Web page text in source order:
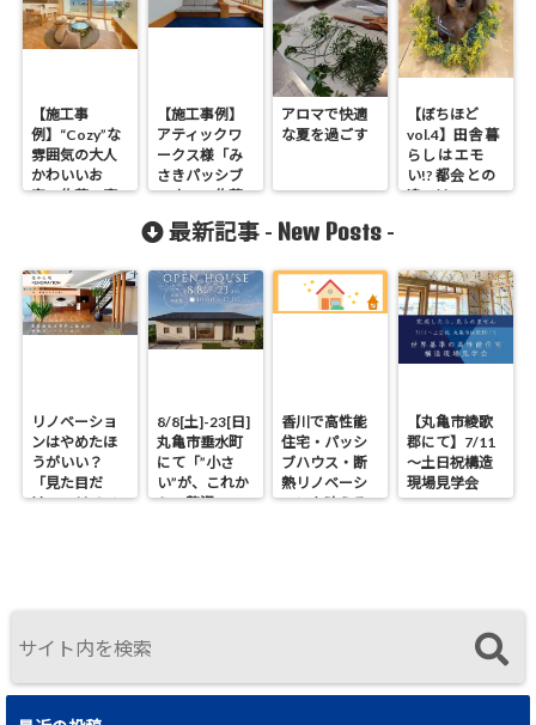
【施工事
例】“Cozy”な
雰囲気の大人
かわいいお
家：佐藤の窓
【施工事例】
アティックワ
ークス様「み
さきパッシブ
ハウス」佐藤
の窓 採用邸
アロマで快適
な夏を過ごす
【ぼちほど
vol.4】田舎 暮
らし は エモ
い!? 都会 との
違いは…
最新記事 - New Posts -
リノベーショ
ンはやめたほ
うがいい？
「見た目だ
け」のリノベ
8/8[土]-23[日]
丸亀市垂水町
にて「”小さ
い”が、これか
らの贅沢。」
香川で高性能
住宅・パッシ
ブハウス・断
熱リノベーシ
ョンを叶える
【丸亀市綾歌
郡にて】7/11
～土日祝構造
現場見学会